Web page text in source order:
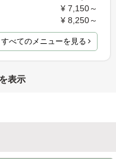
¥ 7,150～
¥ 8,250～
すべてのメニューを見る
表示